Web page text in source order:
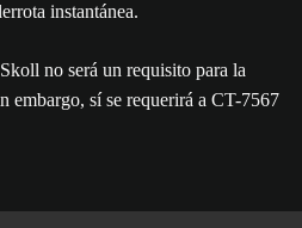
instantánea.
no será un requisito para la
embargo, sí se requerirá a CT-7567